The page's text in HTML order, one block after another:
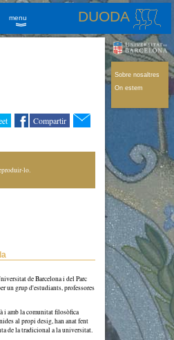
DUODA
menu
»
Compartir
lo.
de Barcelona i del Parc
un grup d'estudiants, professores
i amb la comunitat filosòfica
al propi desig, han anat fent
de la tradicional a la universitat.
Sobre nosaltres
On estem